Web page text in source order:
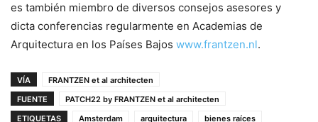
es también miembro de diversos consejos asesores y
dicta conferencias regularmente en Academias de
Arquitectura en los Países Bajos www.frantzen.nl.
VÍA
FRANTZEN et al architecten
FUENTE
PATCH22 by FRANTZEN et al architecten
ETIQUETAS
Amsterdam arquitectura
bienes raíces